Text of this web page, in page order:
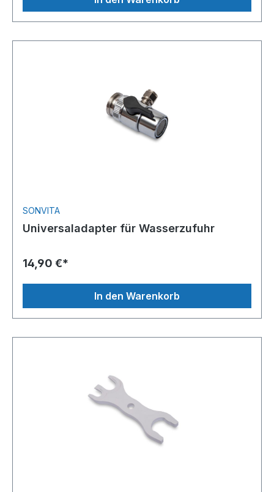
SONVITA
Universaladapter für Wasserzufuhr
14,90 €*
In den Warenkorb